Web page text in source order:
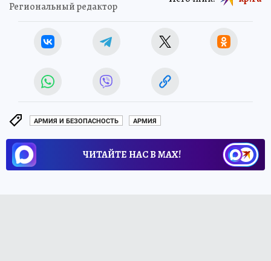
Региональный редактор
АРМИЯ И БЕЗОПАСНОСТЬ АРМИЯ
ЧИТАЙТЕ НАС В МАХ!